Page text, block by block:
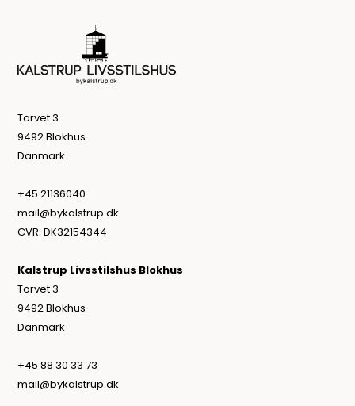
Torvet 3
9492 Blokhus
Danmark
+45 21136040
mail@bykalstrup.dk
CVR: DK32154344
Kalstrup Livsstilshus Blokhus
Torvet 3
9492 Blokhus
Danmark
+45 88 30 33 73
mail@bykalstrup.dk